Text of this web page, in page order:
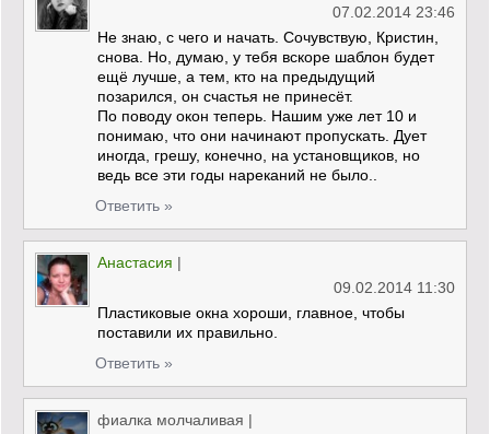
07.02.2014 23:46
Не знаю, с чего и начать. Сочувствую, Кристин,
снова. Но, думаю, у тебя вскоре шаблон будет
ещё лучше, а тем, кто на предыдущий
позарился, он счастья не принесёт.
По поводу окон теперь. Нашим уже лет 10 и
понимаю, что они начинают пропускать. Дует
иногда, грешу, конечно, на установщиков, но
ведь все эти годы нареканий не было..
Ответить »
Анастасия |
09.02.2014 11:30
Пластиковые окна хороши, главное, чтобы
поставили их правильно.
Ответить »
фиалка молчаливая |